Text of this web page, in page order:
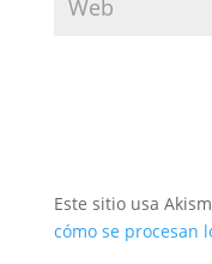
Este sitio usa
cómo se procesan